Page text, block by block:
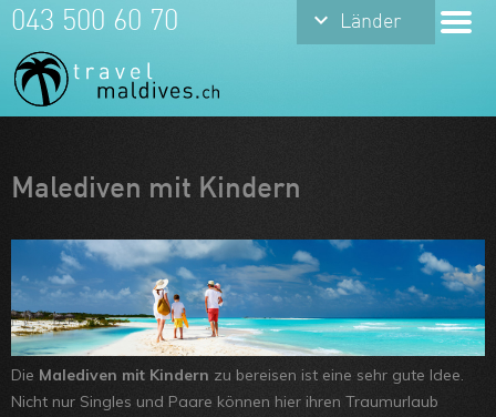
Über uns
Feedbacks
Kontakt
ARVB
keyboard_arrow_down Länder
043 500 60 70
Malediven mit Kindern
Die Malediven mit Kindern zu bereisen ist eine sehr gute Idee.
Nicht nur Singles und Paare können hier ihren Traumurlaub